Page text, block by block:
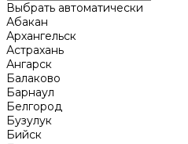
Выбрать автоматически
Абакан
Архангельск
Астрахань
Ангарск
Балаково
Барнаул
Белгород
Бузулук
Бийск